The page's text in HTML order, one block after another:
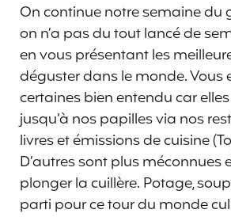
On continue notre semaine du
on n’a pas du tout lancé de
en vous présentant les
déguster dans le monde. Vous
certaines bien entendu car
jusqu’à nos papilles via nos
livres et émissions de cuisine
D’autres sont plus méconnues
plonger la cuillère. Potage,
parti pour ce tour du monde